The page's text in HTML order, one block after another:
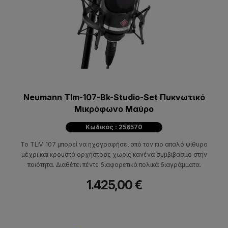
Neumann Tlm-107-Bk-Studio-Set Πυκνωτικό
Μικρόφωνο Μαύρο
Κωδικός : 256570
Το TLM 107 μπορεί να ηχογραφήσει από τον πιο απαλό ψίθυρο
μέχρι και κρουστά ορχήστρας χωρίς κανένα συμβιβασμό στην
ποιότητα. Διαθέτει πέντε διαφορετικά πολικά διαγράμματα.
1.425,00 €